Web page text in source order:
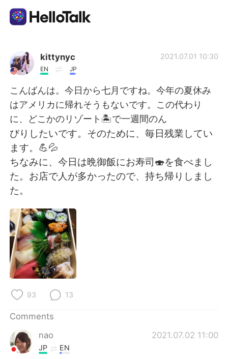
AI Grammar Checker
English
简体中文
Español العربية
日本語
Русский
Indonesia
Português
kittynyc
EN JP
2021.07.01 10:30
こんばんは。今日から七月ですね。今年の夏休み
はアメリカに帰れそうもないです。この代わり
に、どこかのリゾート🏝で一週間のん
びりしたいです。そのために、毎日残業してい
ます。💪💦
ちなみに、今日は晩御飯にお寿司🍣を食べまし
た。お店で人が多かったので、持ち帰りしまし
た。
93 13
Comments
nao
2021.07.02 11:00
JP EN